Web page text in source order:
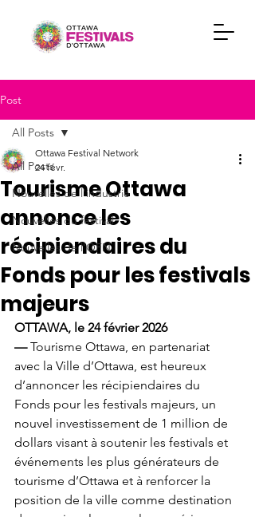
Post
All Posts
Nouvelles de l'industrie
Nouvelles du festival
Nouvelles de l'OFN
All Posts
Tourisme Ottawa
annonce les
récipiendaires du
Fonds pour les festivals
majeurs
Ottawa Festival Network
24 févr.
OTTAWA, le 24 février 2026
— Tourisme Ottawa, en partenariat
avec la Ville d’Ottawa, est heureux
d’annoncer les récipiendaires du
Fonds pour les festivals majeurs, un
nouvel investissement de 1 million de
dollars visant à soutenir les festivals et
événements les plus générateurs de
tourisme d’Ottawa et à renforcer la
position de la ville comme destination